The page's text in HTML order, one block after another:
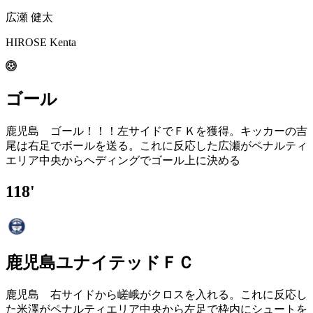
広瀬 健太
HIROSE Kenta
ゴール
鹿児島 ゴール！！！左サイドでＦＫを獲得。キッカーの吉
尾は右足でボールを送る。これに反応した広瀬がペナルティ
エリア中央からヘディングでゴール上に決める
118'
鹿児島ユナイテッドＦＣ
鹿児島 右サイドから嵯峨がクロスを入れる。これに反応し
た米澤がペナルティエリア中央から左足で枠内にシュートを